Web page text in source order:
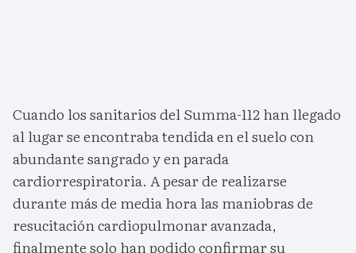
Cuando los sanitarios del Summa-112 han llegado
al lugar se encontraba tendida en el suelo con
abundante sangrado y en parada
cardiorrespiratoria. A pesar de realizarse
durante más de media hora las maniobras de
resucitación cardiopulmonar avanzada,
finalmente solo han podido confirmar su